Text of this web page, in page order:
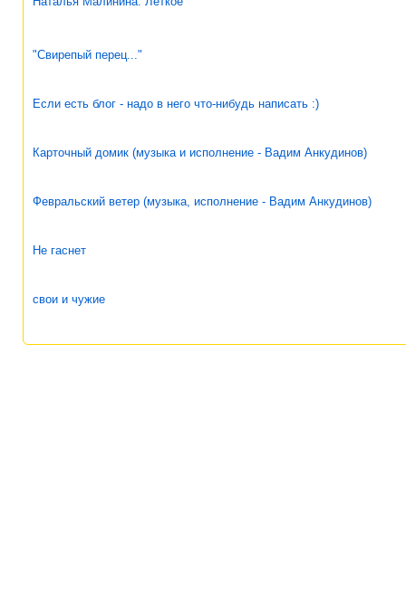
"Свирепый перец..."
Если есть блог - надо в него что-нибудь написать :)
Карточный домик (музыка и исполнение - Вадим Анкудинов)
Февральский ветер (музыка, исполнение - Вадим Анкудинов)
Не гаснет
свои и чужие